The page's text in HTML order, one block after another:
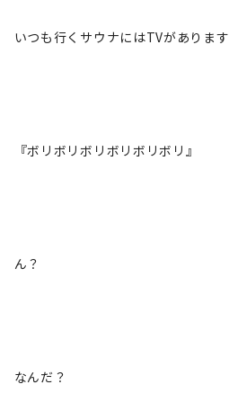
いつも行くサウナにはTVがあります
『ボリボリボリボリボリボリ』
ん？
なんだ？